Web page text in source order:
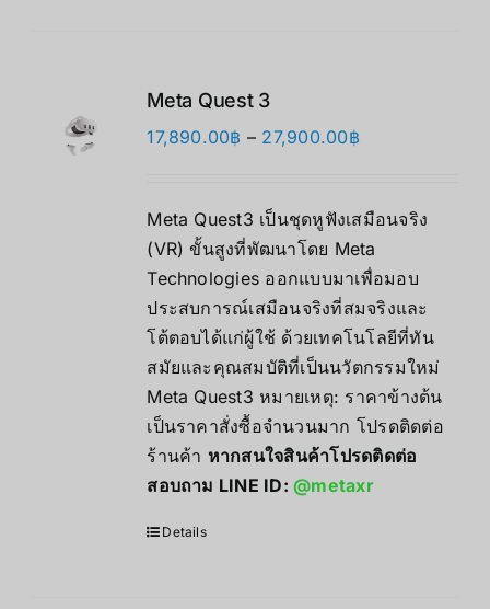
Meta Quest 3
17,890.00฿ – 27,900.00฿価
17,890.00฿
–
27,900.00฿
Meta Quest3 เป็นชุดหูฟังเสมือนจริง
(VR) ขั้นสูงที่พัฒนาโดย Meta
Technologies ออกแบบมาเพื่อมอบ
ประสบการณ์เสมือนจริงที่สมจริงและ
โต้ตอบได้แก่ผู้ใช้ ด้วยเทคโนโลยีที่ทัน
สมัยและคุณสมบัติที่เป็นนวัตกรรมใหม่
Meta Quest3 หมายเหตุ: ราคาข้างต้น
เป็นราคาสั่งซื้อจำนวนมาก โปรดติดต่อ
ร้านค้า หากสนใจสินค้าโปรดติดต่อ
สอบถาม LINE ID:@metaxr
Details